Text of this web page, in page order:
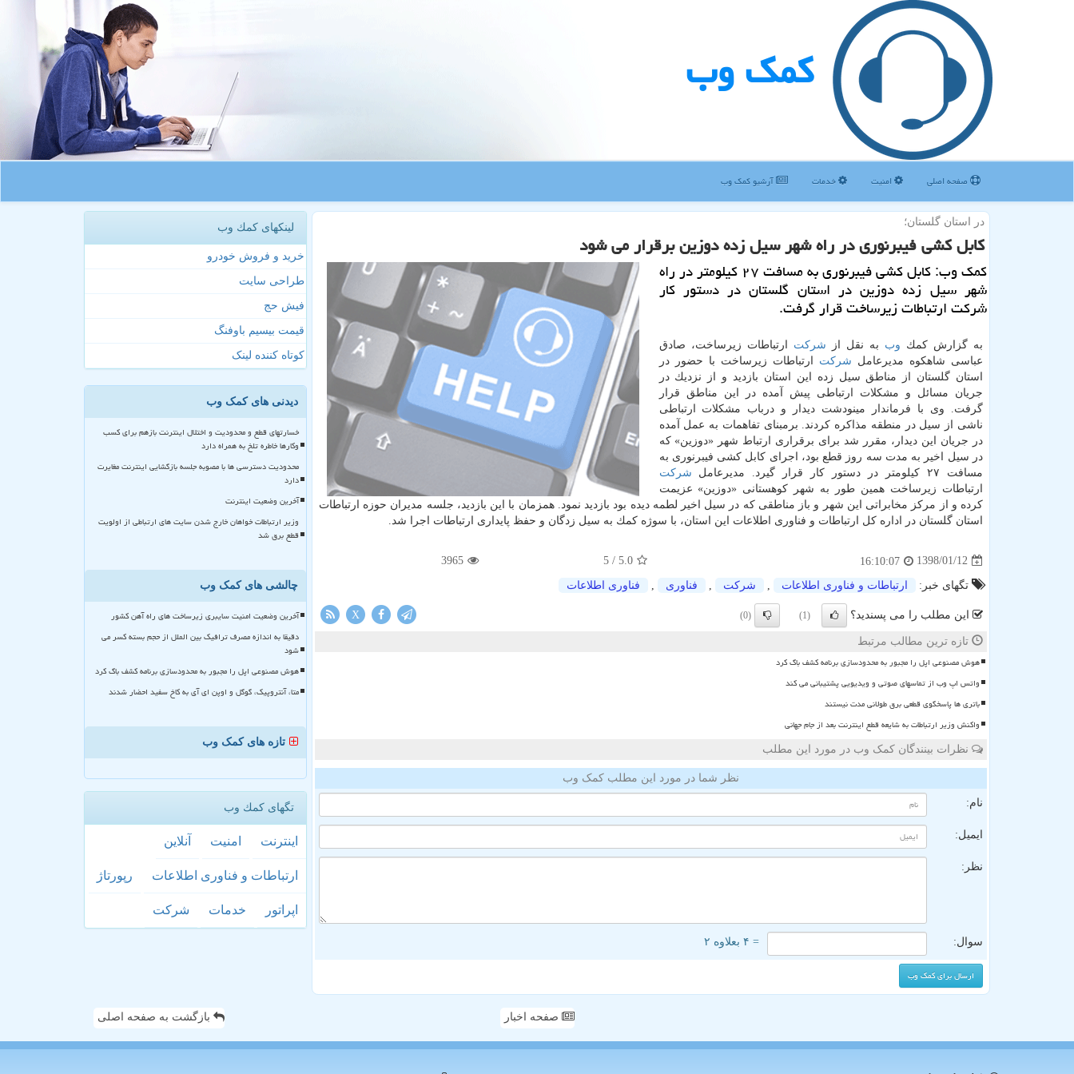
كمك وب
صفحه اصلی امنیت خدمات آرشیو كمك وب
در استان گلستان؛
كابل كشی فیبرنوری در راه شهر سیل زده دوزین برقرار می شود
كمك وب: كابل كشی فیبرنوری به مسافت ۲۷ كیلومتر در راه
شهر سیل زده دوزین در استان گلستان در دستور كار
شركت ارتباطات زیرساخت قرار گرفت.
به گزارش كمك وب به نقل از شركت ارتباطات زیرساخت، صادق
عباسی شاهكوه مدیرعامل شركت ارتباطات زیرساخت با حضور در
استان گلستان از مناطق سیل زده این استان بازدید و از نزدیك در
جریان مسائل و مشكلات ارتباطی پیش آمده در این مناطق قرار
گرفت. وی با فرماندار مینودشت دیدار و درباب مشكلات ارتباطی
ناشی از سیل در منطقه مذاكره كردند. برمبنای تفاهمات به عمل آمده
در جریان این دیدار، مقرر شد برای برقراری ارتباط شهر «دوزین» كه
در سیل اخیر به مدت سه روز قطع بود، اجرای كابل كشی فیبرنوری به
مسافت ۲۷ كیلومتر در دستور كار قرار گیرد. مدیرعامل
شركت
ارتباطات زیرساخت همین طور به شهر كوهستانی «دوزین» عزیمت
كرده و از مركز مخابراتی این شهر و باز مناطقی كه در سیل اخیر لطمه دیده بود بازدید نمود. همزمان با این بازدید، جلسه مدیران حوزه ارتباطات
استان گلستان در اداره كل ارتباطات و فناوری اطلاعات این استان، با سوژه كمك به سیل زدگان و حفظ پایداری ارتباطات اجرا شد.
1398/01/12
16:10:07
5.0
/ 5
3965
تگهای خبر: ارتباطات و فناوری اطلاعات شركت فناوری فناوری اطلاعات
این مطلب را می پسندید؟ (1)
(0)
X
تازه ترین مطالب مرتبط
هوش مصنوعی اپل را مجبور به محدودسازی برنامه کشف باگ کرد
واتس اپ وب از تماسهای صوتی و ویدیویی پشتیبانی می کند
باتری ها پاسخگوی قطعی برق طولانی مدت نیستند
واکنش وزیر ارتباطات به شایعه قطع اینترنت بعد از جام جهانی
نظرات بینندگان کمک وب در مورد این مطلب
نظر شما در مورد این مطلب کمک وب
نام:
ایمیل:
نظر:
سوال: = ۴ بعلاوه ۲
لینکهای كمك وب
خرید و فروش خودرو
طراحی سایت
فیش حج
قیمت بیسیم باوفنگ
کوتاه کننده لینک
دیدنی های کمک وب
خسارتهای قطع و محدودیت و اختلال اینترنت بازهم برای کسب
وکارها خاطره تلخ به همراه دارد
محدودیت دسترسی ها با مصوبه جلسه بازگشایی اینترنت مغایرت
دارد
آخرین وضعیت اینترنت
وزیر ارتباطات خواهان خارج شدن سایت های ارتباطی از اولویت
قطع برق شد
چالشی های کمک وب
آخرین وضعیت امنیت سایبری زیرساخت های راه آهن کشور
دقیقا به اندازه مصرف ترافیک بین الملل از حجم بسته کسر می
شود
هوش مصنوعی اپل را مجبور به محدودسازی برنامه کشف باگ کرد
متا، آنتروپیک، گوگل و اوپن ای آی به کاخ سفید احضار شدند
تازه های کمک وب
تگهای كمك وب
اینترنت امنیت آنلاین
ارتباطات و فناوری اطلاعات رپورتاژ
اپراتور خدمات شركت
صفحه اخبار بازگشت به صفحه اصلی